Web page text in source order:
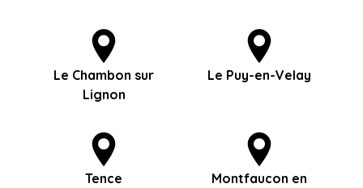
Le Chambon sur
Lignon
Le Puy-en-Velay
Tence
Montfaucon en